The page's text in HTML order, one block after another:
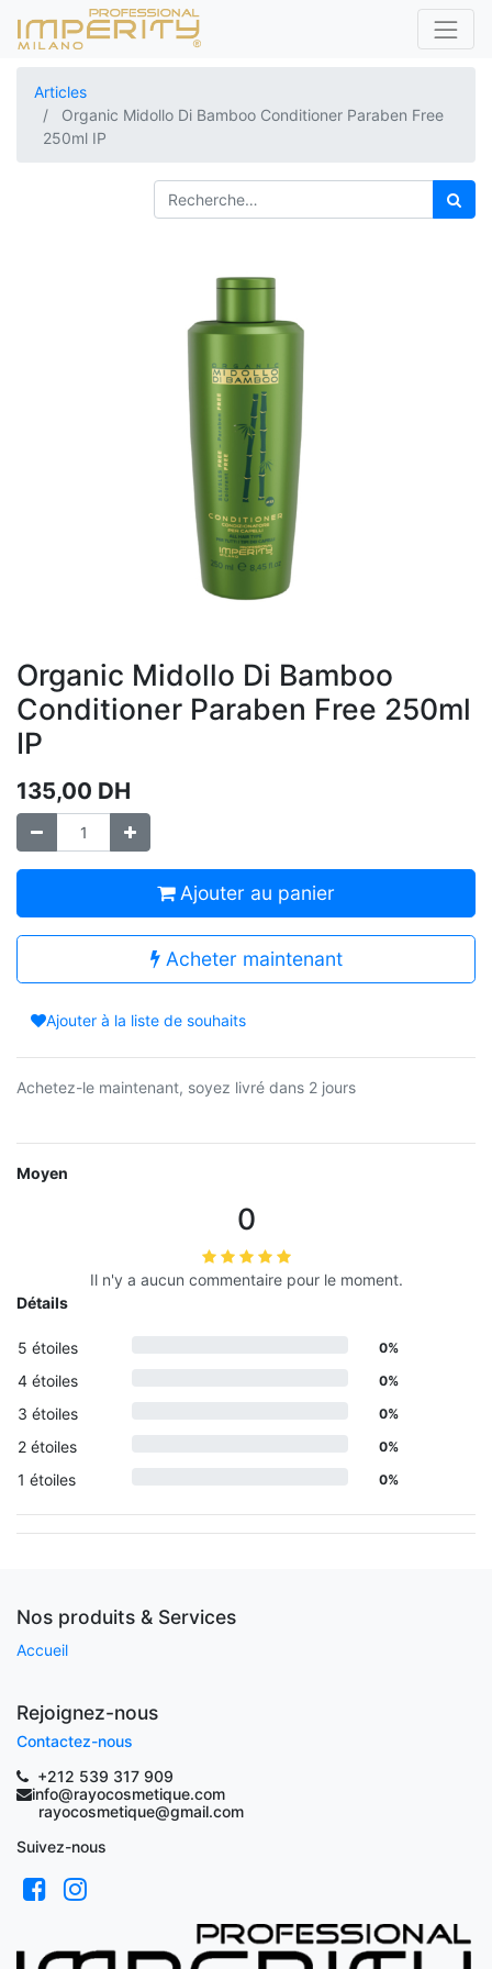
Articles
Organic Midollo Di Bamboo Conditioner Paraben Free
250ml IP
Organic Midollo Di Bamboo
Conditioner Paraben Free 250ml
IP
135,00 DH
Ajouter au panier
Acheter maintenant
Ajouter à la liste de souhaits
Achetez-le maintenant, soyez livré dans 2 jours
Moyen
0
Il n'y a aucun commentaire pour le moment.
Détails
5 étoiles 0%
4 étoiles 0%
3 étoiles 0%
2 étoiles 0%
1 étoiles 0%
Nos produits & Services
Accueil
Rejoignez-nous
Contactez-nous
+212 539 317 909
info@rayocosmetique.com
rayocosmetique@gmail.com
Suivez-nous